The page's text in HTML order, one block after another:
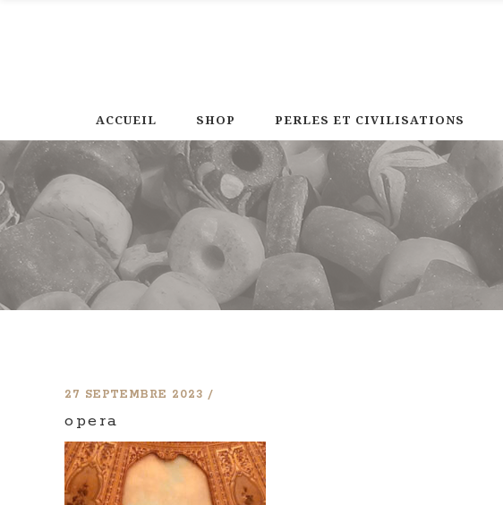
ACCUEIL SHOP PERLES ET CIVILISATIONS
27 SEPTEMBRE 2023
opera